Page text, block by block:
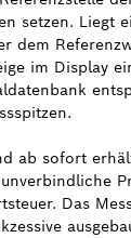
setzen. Liegt
dem
im Display
ab sofort
Das